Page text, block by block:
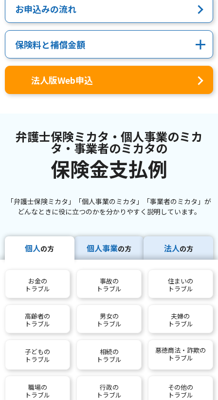
お申込みの流れ
保険料と補償金額
法人版Web申込
弁護士保険ミカタ・個人事業のミカ
タ・事業者のミカタの
保険金支払例
「弁護士保険ミカタ」「個人事業のミカタ」「事業者のミカタ」が
どんなときに役に立つのかを分かりやすく説明しています。
個人の方 個人事業の方 法人の方
お金の
トラブル
事故の
トラブル
住まいの
トラブル
高齢者の
トラブル
男女の
トラブル
夫婦の
トラブル
子どもの
トラブル
相続の
トラブル
悪徳商法・詐欺の
トラブル
職場の
トラブル
行政の
トラブル
その他の
トラブル